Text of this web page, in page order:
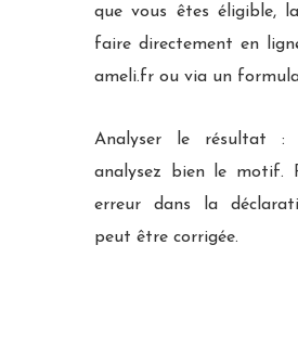
que vous êtes éligible,
faire directement en
ameli.fr ou via un
Analyser le résultat :
analysez bien le motif.
erreur dans la
peut être corrigée.